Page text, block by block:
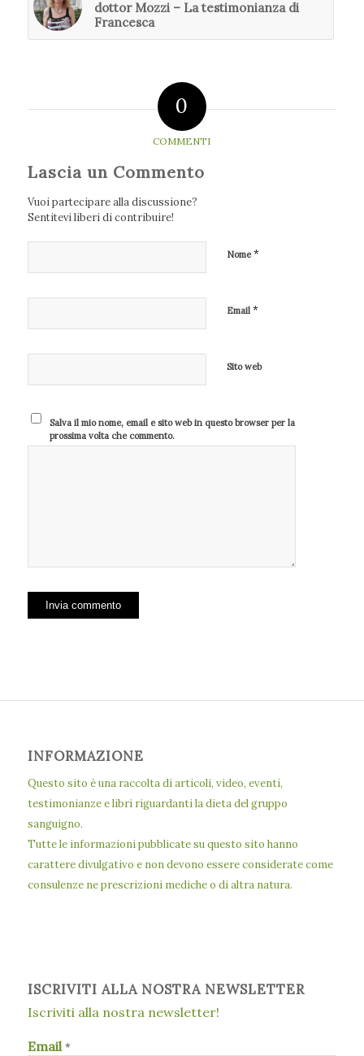
dottor Mozzi – La testimonianza di
Francesca
0
COMMENTI
Lascia un Commento
Vuoi partecipare alla discussione?
Sentitevi liberi di contribuire!
Nome*
Email *
Sito web
Salva il mio nome, email e sito web in questo browser per la
prossima volta che commento.
INFORMAZIONE
Questo sito è una raccolta di articoli, video, eventi,
testimonianze e libri riguardanti la dieta del gruppo
sanguigno.
Tutte le informazioni pubblicate su questo sito hanno
carattere divulgativo e non devono essere considerate come
consulenze ne prescrizioni mediche o di altra natura.
ISCRIVITI ALLA NOSTRA NEWSLETTER
Iscriviti alla nostra newsletter!
Email*